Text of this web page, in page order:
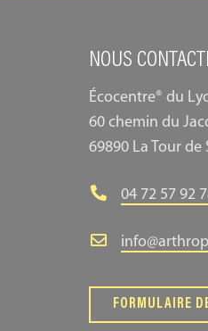
NOUS
Écocentre® du
60 chemin du
69890 La Tour de
04 72 57 92
FORMULAIRE